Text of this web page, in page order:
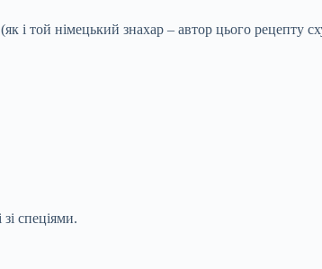
і той німецький знахар – автор цього рецепту
спеціями.